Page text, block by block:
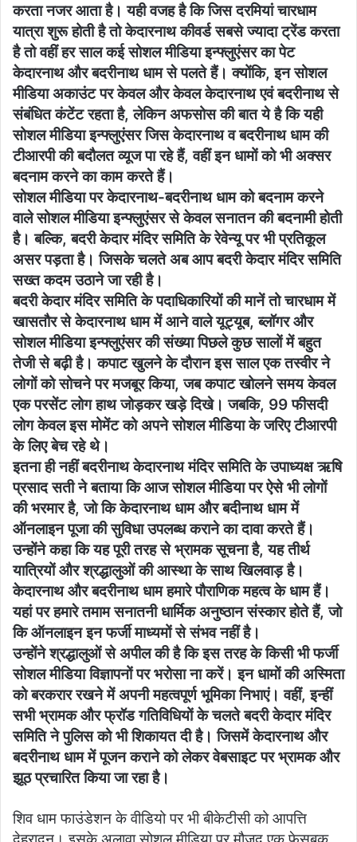
करता नजर आता है। यही वजह है कि जिस दरमियां चारधाम
यात्रा शुरू होती है तो केदारनाथ कीवर्ड सबसे ज्यादा ट्रेंड करता
है तो वहीं हर साल कई सोशल मीडिया इन्फ्लुएंसर का पेट
केदारनाथ और बदरीनाथ धाम से पलते हैं। क्योंकि, इन सोशल
मीडिया अकाउंट पर केवल और केवल केदारनाथ एवं बदरीनाथ से
संबंधित कंटेंट रहता है, लेकिन अफसोस की बात ये है कि यही
सोशल मीडिया इन्फ्लुएंसर जिस केदारनाथ व बदरीनाथ धाम की
टीआरपी की बदौलत व्यूज पा रहे हैं, वहीं इन धामों को भी अक्सर
बदनाम करने का काम करते हैं।
सोशल मीडिया पर केदारनाथ-बदरीनाथ धाम को बदनाम करने
वाले सोशल मीडिया इन्फ्लुएंसर से केवल सनातन की बदनामी होती
है। बल्कि, बदरी केदार मंदिर समिति के रेवेन्यू पर भी प्रतिकूल
असर पड़ता है। जिसके चलते अब आप बदरी केदार मंदिर समिति
सख्त कदम उठाने जा रही है।
बदरी केदार मंदिर समिति के पदाधिकारियों की मानें तो चारधाम में
खासतौर से केदारनाथ धाम में आने वाले यूट्यूब, ब्लॉगर और
सोशल मीडिया इन्फ्लुएंसर की संख्या पिछले कुछ सालों में बहुत
तेजी से बढ़ी है। कपाट खुलने के दौरान इस साल एक तस्वीर ने
लोगों को सोचने पर मजबूर किया, जब कपाट खोलने समय केवल
एक परसेंट लोग हाथ जोड़कर खड़े दिखे। जबकि, 99 फीसदी
लोग केवल इस मोमेंट को अपने सोशल मीडिया के जरिए टीआरपी
के लिए बेच रहे थे।
इतना ही नहीं बदरीनाथ केदारनाथ मंदिर समिति के उपाध्यक्ष ऋषि
प्रसाद सती ने बताया कि आज सोशल मीडिया पर ऐसे भी लोगों
की भरमार है, जो कि केदारनाथ धाम और बदीनाथ धाम में
ऑनलाइन पूजा की सुविधा उपलब्ध कराने का दावा करते हैं।
उन्होंने कहा कि यह पूरी तरह से भ्रामक सूचना है, यह तीर्थ
यात्रियों और श्रद्धालुओं की आस्था के साथ खिलवाड़ है।
केदारनाथ और बदरीनाथ धाम हमारे पौराणिक महत्व के धाम हैं।
यहां पर हमारे तमाम सनातनी धार्मिक अनुष्ठान संस्कार होते हैं, जो
कि ऑनलाइन इन फर्जी माध्यमों से संभव नहीं है।
उन्होंने श्रद्धालुओं से अपील की है कि इस तरह के किसी भी फर्जी
सोशल मीडिया विज्ञापनों पर भरोसा ना करें। इन धामों की अस्मिता
को बरकरार रखने में अपनी महत्वपूर्ण भूमिका निभाएं। वहीं, इन्हीं
सभी भ्रामक और फ्रॉड गतिविधियों के चलते बदरी केदार मंदिर
समिति ने पुलिस को भी शिकायत दी है। जिसमें केदारनाथ और
बदरीनाथ धाम में पूजन कराने को लेकर वेबसाइट पर भ्रामक और
झूठ प्रचारित किया जा रहा है।
शिव धाम फाउंडेशन के वीडियो पर भी बीकेटीसी को आपत्ति